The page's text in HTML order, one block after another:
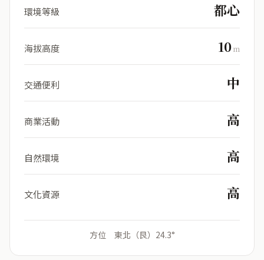
環境等級 都心
海拔高度 10m
交通便利 中
商業活動 高
自然環境 高
文化資源 高
方位 東北（艮）24.3°